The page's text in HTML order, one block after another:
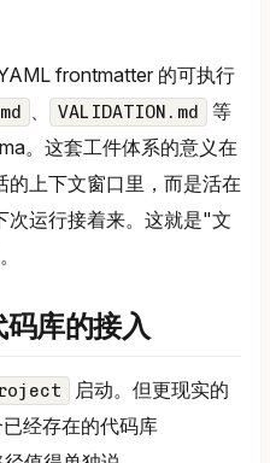
YAML frontmatter 的可执行
VALIDATION.md
等
。这套工件体系的意义在
上下文窗口里，而是活在
次运行接着来。这就是"文
码库的接入
启动。但更现实的
经存在的代码库